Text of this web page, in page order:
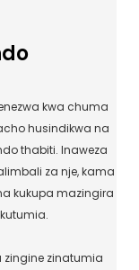
kwa chuma
husindikwa na
thabiti. Inaweza
za nje, kama
kukupa mazingira
zingine zinatumia